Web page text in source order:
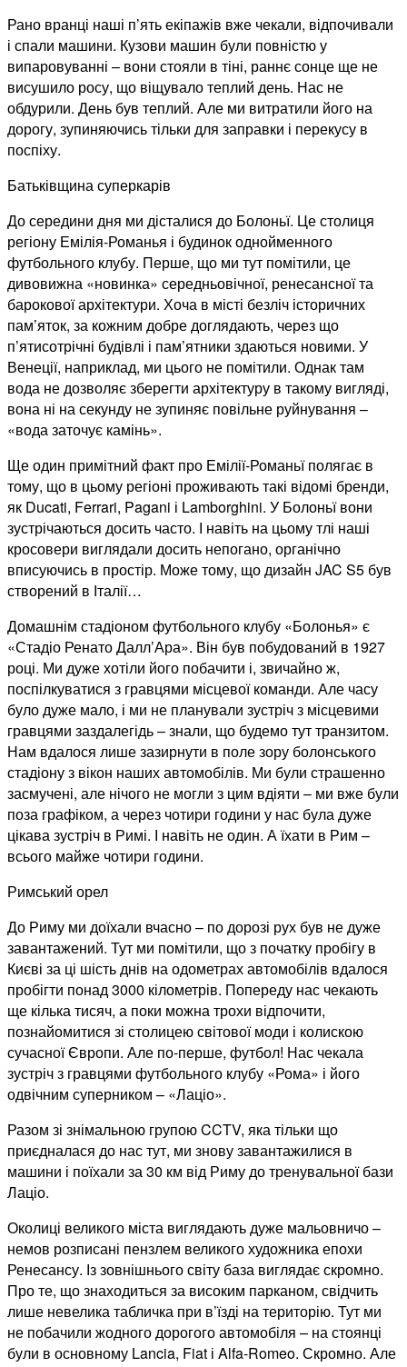
Рано вранці наші п’ять екіпажів вже чекали, відпочивали
і спали машини. Кузови машин були повністю у
випаровуванні – вони стояли в тіні, раннє сонце ще не
висушило росу, що віщувало теплий день. Нас не
обдурили. День був теплий. Але ми витратили його на
дорогу, зупиняючись тільки для заправки і перекусу в
поспіху.
Батьківщина суперкарів
До середини дня ми дісталися до Болоньї. Це столиця
регіону Емілія-Романья і будинок однойменного
футбольного клубу. Перше, що ми тут помітили, це
дивовижна «новинка» середньовічної, ренесансної та
барокової архітектури. Хоча в місті безліч історичних
пам’яток, за кожним добре доглядають, через що
п’ятисотрічні будівлі і пам’ятники здаються новими. У
Венеції, наприклад, ми цього не помітили. Однак там
вода не дозволяє зберегти архітектуру в такому вигляді,
вона ні на секунду не зупиняє повільне руйнування –
«вода заточує камінь».
Ще один примітний факт про Емілії-Романьї полягає в
тому, що в цьому регіоні проживають такі відомі бренди,
як Ducati, Ferrari, Pagani і Lamborghini. У Болоньї вони
зустрічаються досить часто. І навіть на цьому тлі наші
кросовери виглядали досить непогано, органічно
вписуючись в простір. Може тому, що дизайн JAC S5 був
створений в Італії…
Домашнім стадіоном футбольного клубу «Болонья» є
«Стадіо Ренато Далл’Ара». Він був побудований в 1927
році. Ми дуже хотіли його побачити і, звичайно ж,
поспілкуватися з гравцями місцевої команди. Але часу
було дуже мало, і ми не планували зустріч з місцевими
гравцями заздалегідь – знали, що будемо тут транзитом.
Нам вдалося лише зазирнути в поле зору болонського
стадіону з вікон наших автомобілів. Ми були страшенно
засмучені, але нічого не могли з цим вдіяти – ми вже були
поза графіком, а через чотири години у нас була дуже
цікава зустріч в Римі. І навіть не один. А їхати в Рим –
всього майже чотири години.
Римський орел
До Риму ми доїхали вчасно – по дорозі рух був не дуже
завантажений. Тут ми помітили, що з початку пробігу в
Києві за ці шість днів на одометрах автомобілів вдалося
пробігти понад 3000 кілометрів. Попереду нас чекають
ще кілька тисяч, а поки можна трохи відпочити,
познайомитися зі столицею світової моди і колискою
сучасної Європи. Але по-перше, футбол! Нас чекала
зустріч з гравцями футбольного клубу «Рома» і його
одвічним суперником – «Лаціо».
Разом зі знімальною групою CCTV, яка тільки що
приєдналася до нас тут, ми знову завантажилися в
машини і поїхали за 30 км від Риму до тренувальної бази
Лаціо.
Околиці великого міста виглядають дуже мальовничо –
немов розписані пензлем великого художника епохи
Ренесансу. Із зовнішнього світу база виглядає скромно.
Про те, що знаходиться за високим парканом, свідчить
лише невелика табличка при в’їзді на територію. Тут ми
не побачили жодного дорогого автомобіля – на стоянці
були в основному Lancia, Fiat і Alfa-Romeo. Скромно. Але